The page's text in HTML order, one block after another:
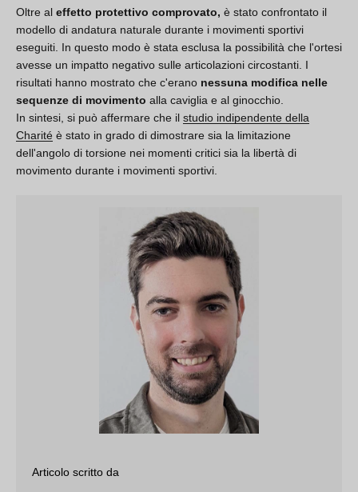
Oltre al effetto protettivo comprovato, è stato confrontato il
modello di andatura naturale durante i movimenti sportivi
eseguiti. In questo modo è stata esclusa la possibilità che l'ortesi
avesse un impatto negativo sulle articolazioni circostanti. I
risultati hanno mostrato che c'erano nessuna modifica nelle
sequenze di movimento alla caviglia e al ginocchio.
In sintesi, si può affermare che il studio indipendente della
Charité è stato in grado di dimostrare sia la limitazione
dell'angolo di torsione nei momenti critici sia la libertà di
movimento durante i movimenti sportivi.
Articolo scritto da